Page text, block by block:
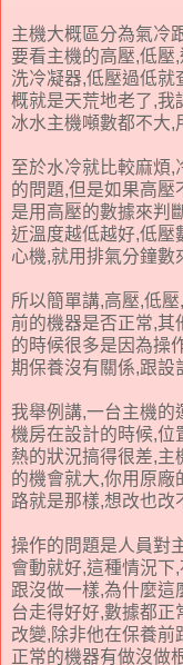
主機大概區分為氣冷
要看主機的高壓,低壓
洗冷凝器,低壓過低就
概就是天荒地老了,我
冰水主機噸數都不大,
至於水冷就比較麻煩
的問題,但是如果高壓
是用高壓的數據來判
近溫度越低越好,低壓
心機,就用排氣分鐘數
所以簡單講,高壓,低
前的機器是否正常,其
的時候很多是因為操
期保養沒有關係,跟設
我舉例講,一台主機的
機房在設計的時候,位
熱的狀況搞得很差,主
的機會就大,你用原廠
路就是那樣,想改也改
操作的問題是人員對
會動就好,這種情況下
跟沒做一樣,為什麼這
台走得好好,數據都
改變,除非他在保養前
正常的機器有做沒做